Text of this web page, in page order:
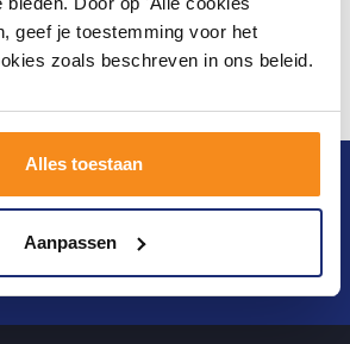
geef je toestemming voor het
zoals beschreven in ons beleid.
Alles toestaan
Aanpassen
Verstuur